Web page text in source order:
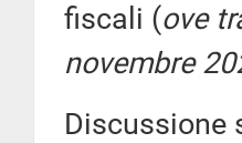
fiscali (ove
novembre
Discussione